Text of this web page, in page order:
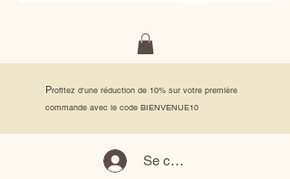
Profitez d'une réduction de 10% sur votre première
commande avec le code BIENVENUE10
Se connecter